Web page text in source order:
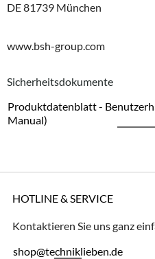
DE 81739 München
www.bsh-group.com
Sicherheitsdokumente
Produktdatenblatt -
Manual)
HOTLINE & SERVICE
Kontaktieren Sie uns ganz
shop@techniklieben.de